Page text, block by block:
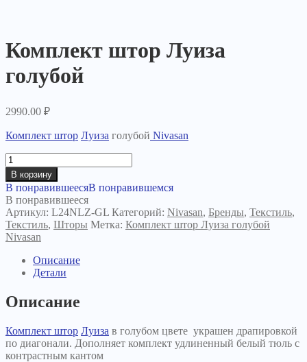
Комплект штор Луиза
голубой
2990.00 ₽
Комплект штор Луиза голубой Nivasan
Количество
товара
Комплект
штор
Луиза
голубой
В корзину
В понравившеесяВ понравившемся
В понравившееся
Артикул: L24NLZ-GL Категорий: Nivasan, Бренды, Текстиль,
Текстиль, Шторы Метка: Комплект штор Луиза голубой
Nivasan
Описание
Детали
Описание
Комплект штор Луиза в голубом цвете украшен драпировкой
по диагонали. Дополняет комплект удлиненный белый тюль с
контрастным кантом